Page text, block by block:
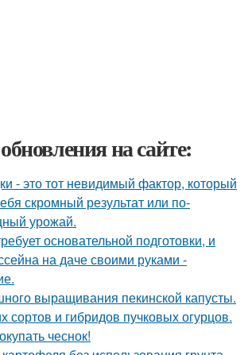
на сайте:
- это тот невидимый фактор, который
скромный результат или по-
урожай.
основательной подготовки, и
на даче своими руками -
выращивания пекинской капусты.
сортов и гибридов пучковых огурцов.
чеснок!